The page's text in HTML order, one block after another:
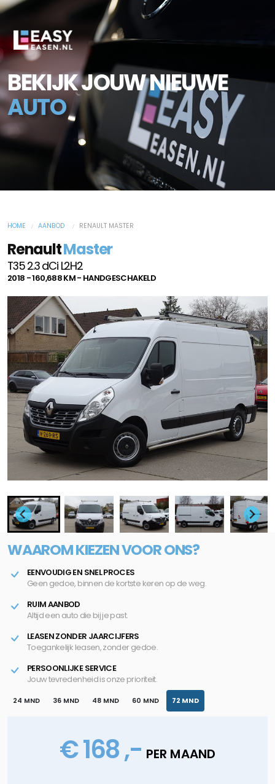
BEKIJK JOUW NIEUWE
AUTO
HOME AANBOD RENAULT MASTER
RenaultMaster
T35 2.3 dCi L2H2
2018 - 160,688 KM - HANDGESCHAKELD
WAAROM KIEZEN VOOR ONS?
EENVOUDIG EN SNEL PROCES
Geen gedoe, binnen de kortste keren op de weg.
RUIM AANBOD
Altijd een auto die bij je past.
LEASEN ZONDER JAARCIJFERS
Toegankelijk leasen, zonder gedoe.
PERSOONLIJKE SERVICE
Jouw tevredenheid is onze prioriteit.
24 MND 36 MND 48 MND 60 MND 72 MND
€ 168 ,- PER MAAND